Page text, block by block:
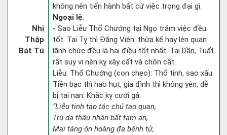
Nhị
Thập
Bát Tú
không nên tiến hành bất cứ việc trọng đại gì.
Ngoại lệ:
- Sao Liễu Thổ Chướng tại Ngọ trăm việc đều
tốt. Tại Tỵ thì Đăng Viên: thừa kế hay lên quan
lãnh chức đều là hai điều tốt nhất. Tại Dần, Tuất
rất suy vi nên kỵ xây cất và chôn cất.
Liễu: Thổ Chướng (con cheo): Thổ tinh, sao xấu.
Tiền bạc thì hao hụt, gia đình thì không yên, dễ
bị tai nạn. Khắc kỵ cưới gả.
“Liễu tinh tạo tác chủ tao quan,
Trú dạ thâu nhàn bất tạm an,
Mai táng ôn hoàng đa bệnh tử,